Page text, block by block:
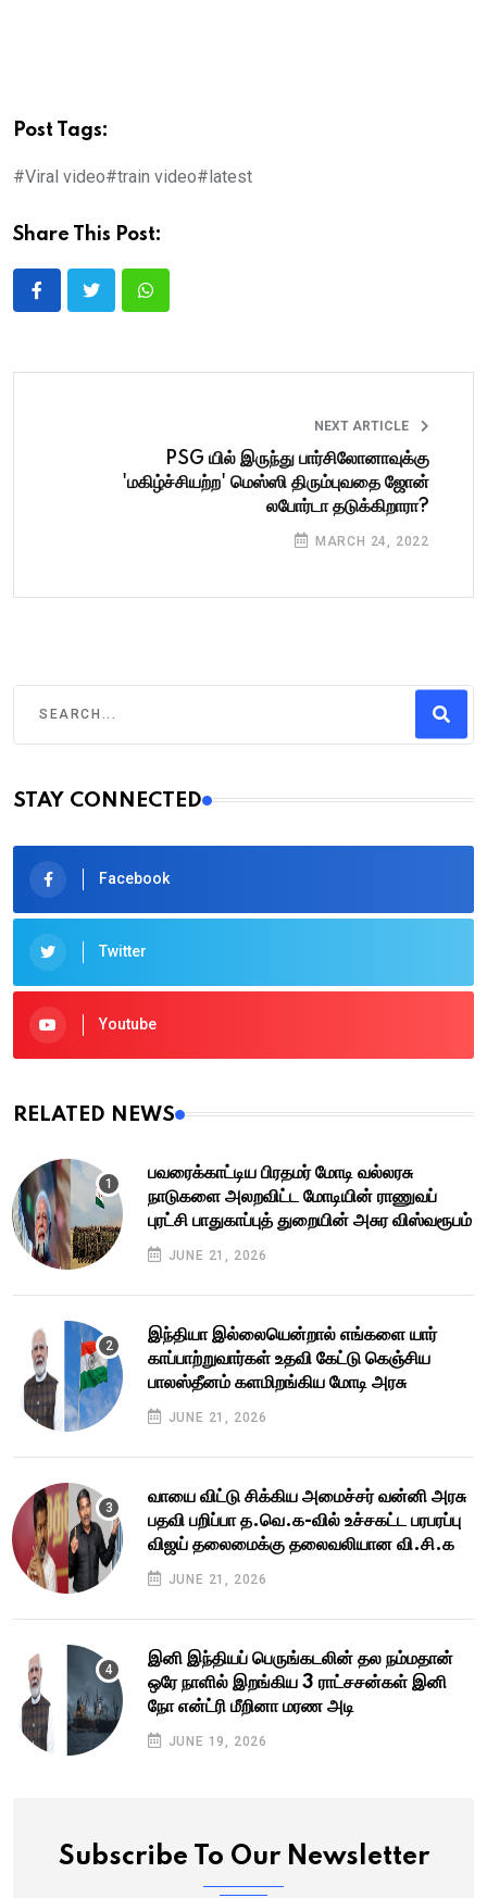
Post Tags:
#Viral video#train video#latest
Share This Post:
NEXT ARTICLE
PSG யில் இருந்து பார்சிலோனாவுக்கு
'மகிழ்ச்சியற்ற' மெஸ்ஸி திரும்புவதை ஜோன்
லபோர்டா தடுக்கிறாரா?
MARCH 24, 2022
STAY CONNECTED
Facebook
Twitter
Youtube
RELATED NEWS
பவரைக்காட்டிய பிரதமர் மோடி வல்லரசு
நாடுகளை அலறவிட்ட மோடியின் ராணுவப்
புரட்சி பாதுகாப்புத் துறையின் அசுர விஸ்வரூபம்
JUNE 21, 2026
இந்தியா இல்லையென்றால் எங்களை யார்
காப்பாற்றுவார்கள் உதவி கேட்டு கெஞ்சிய
பாலஸ்தீனம் களமிறங்கிய மோடி அரசு
JUNE 21, 2026
வாயை விட்டு சிக்கிய அமைச்சர் வன்னி அரசு
பதவி பறிப்பா த.வெ.க-வில் உச்சகட்ட பரபரப்பு
விஜய் தலைமைக்கு தலைவலியான வி.சி.க
JUNE 21, 2026
இனி இந்தியப் பெருங்கடலின் தல நம்மதான்
ஒரே நாளில் இறங்கிய 3 ராட்சசன்கள் இனி
நோ என்ட்ரி மீறினா மரண அடி
JUNE 19, 2026
Subscribe To Our Newsletter